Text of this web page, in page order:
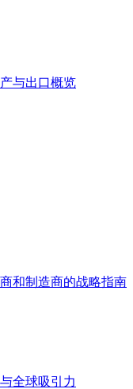
与出口概览
和制造商的战略指南
全球吸引力